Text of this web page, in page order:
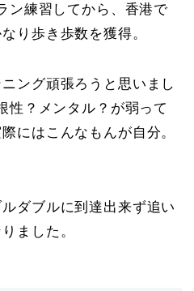
ン練習してから、香港で
り歩き歩数を獲得。
ング頑張ろうと思いまし
性？メンタル？が弱って
にはこんなもんが自分。
ダブルに到達出来ず追い
ました。